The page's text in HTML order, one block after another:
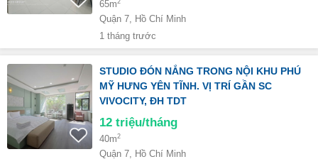
65m
Quận 7, Hồ Chí Minh
1 tháng trước
STUDIO ĐÓN NẮNG TRONG NỘI KHU PHÚ
MỸ HƯNG YÊN TĨNH. VỊ TRÍ GẦN SC
VIVOCITY, ĐH TDT
12 triệu/tháng
40m2
Quận 7, Hồ Chí Minh